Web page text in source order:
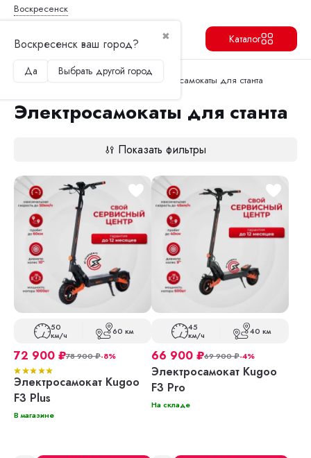
Воскресенск
✖
Воскресенск ваш город?
Да Выбрать другой город
Каталог
Главная Электросамокаты Электросамокаты для станта
Электросамокаты для станта
Показать фильтры
50
км/ч 60 км
72 900 ₽78 900₽-8%
Электросамокат Kugoo
F3 Plus
В магазине
45
км/ч 40 км
66 900 ₽69 900₽-4%
Электросамокат Kugoo
F3 Pro
На складе
Продолжить Перейти в корзину